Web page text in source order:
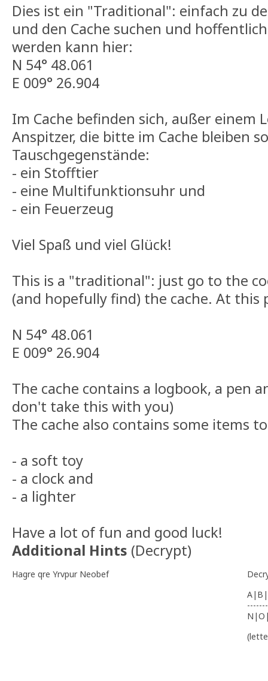
Dies ist ein "Traditional": einfach zu
und den Cache suchen und
werden kann hier:
N 54° 48.061
E 009° 26.904
Im Cache befinden sich, außer einem
Anspitzer, die bitte im Cache bleiben
Tauschgegenstände:
- ein Stofftier
- eine Multifunktionsuhr und
- ein Feuerzeug
Viel Spaß und viel Glück!
This is a "traditional": just go to the
(and hopefully find) the cache. At this
N 54° 48.061
E 009° 26.904
The cache contains a logbook, a pen
don't take this with you)
The cache also contains some items
- a soft toy
- a clock and
- a lighter
Have a lot of fun and good luck!
Additional Hints (Decrypt)
Hagre qre Yrvpur Neobef